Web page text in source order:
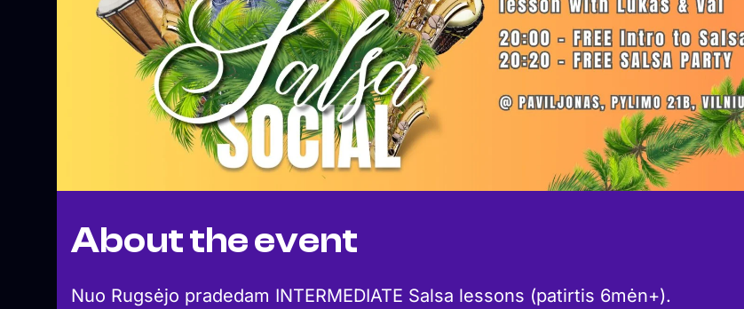
About the event
Nuo Rugsėjo pradedam INTERMEDIATE Salsa lessons (patirtis 6mėn+).